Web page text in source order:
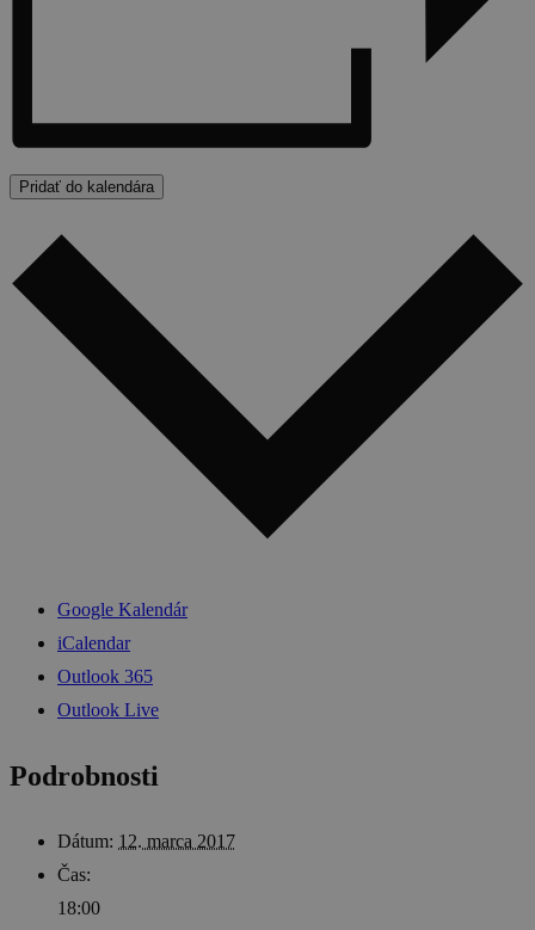
Pridať do kalendára
Google Kalendár
iCalendar
Outlook 365
Outlook Live
Podrobnosti
Dátum: 12. marca 2017
Čas:
18:00